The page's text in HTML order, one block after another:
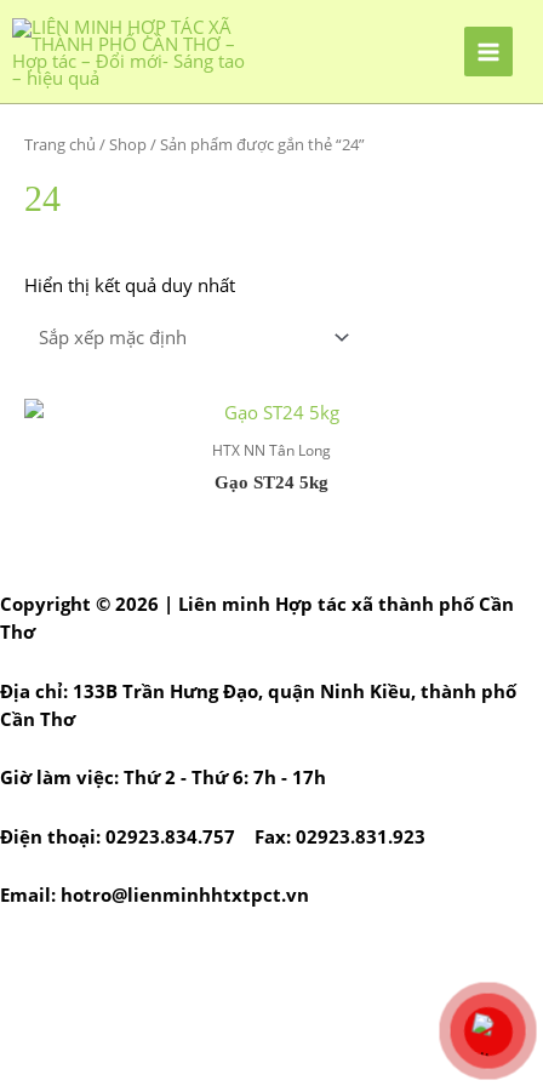
Nhảy
tới
nội
Trang chủ /Shop/ Sản phẩm được gắn thẻ “24”
24
Hiển thị kết quả duy nhất
HTX NN Tân Long
Gạo ST24 5kg
Copyright © 2026 | Liên minh Hợp tác xã thành phố Cần
Thơ
Địa chỉ: 133B Trần Hưng Đạo, quận Ninh Kiều, thành phố
Cần Thơ
Giờ làm việc: Thứ 2 - Thứ 6: 7h - 17h
Điện thoại: 02923.834.757 Fax: 02923.831.923
Email: hotro@lienminhhtxtpct.vn